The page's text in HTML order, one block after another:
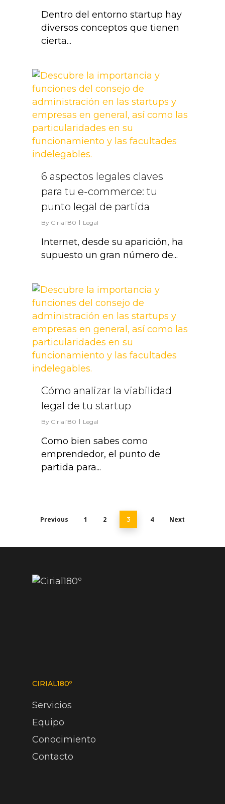
Dentro del entorno startup hay
diversos conceptos que tienen
cierta...
6 aspectos legales claves
para tu e-commerce: tu
punto legal de partida
By Cirial180 Legal
Internet, desde su aparición, ha
supuesto un gran número de...
1
Cómo analizar la viabilidad
legal de tu startup
By Cirial180 Legal
Como bien sabes como
emprendedor, el punto de
partida para...
1
Previous 1 2 3 4 Next
CIRIAL180º
Servicios
Equipo
Conocimiento
Contacto